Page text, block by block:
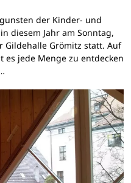
der Kinder- und
diesem Jahr am Sonntag,
Gildehalle Grömitz statt. Auf
es jede Menge zu entdecken